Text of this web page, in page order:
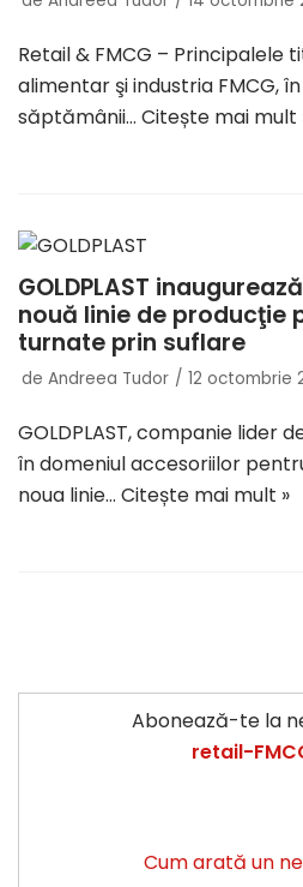
Retail & FMCG – Principalele
alimentar şi industria FMCG,
săptămânii… Citește mai mult
GOLDPLAST
nouă linie de producţie
turnate prin suflare
de Andreea Tudor 12 octombrie
GOLDPLAST, companie lider
în domeniul accesoriilor
noua linie… Citește mai mult »
Abonează-te la
retail-
Cum arată un